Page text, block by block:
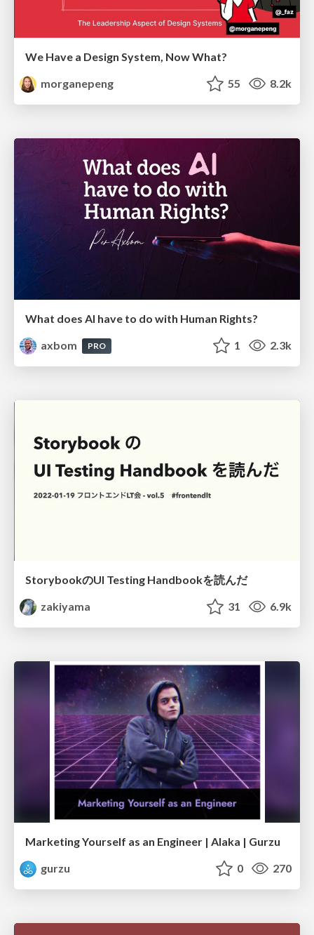
We Have a Design System, Now What?
morganepeng
55 8.2k
What does AI have to do with Human Rights?
axbom
PRO 1 2.3k
StorybookのUI Testing Handbookを読んだ
zakiyama
31 6.9k
Marketing Yourself as an Engineer | Alaka | Gurzu
gurzu
0 270